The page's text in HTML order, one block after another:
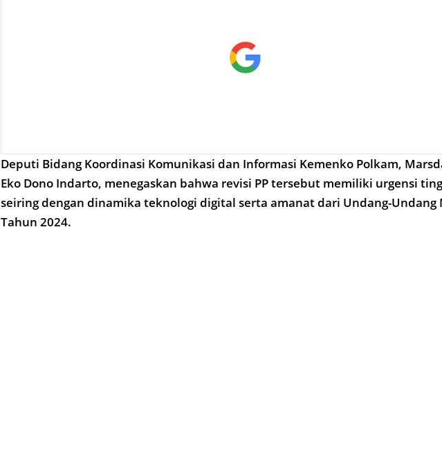
Deputi Bidang Koordinasi Komunikasi dan Informasi Kemenko Polkam,
Eko Dono Indarto, menegaskan bahwa revisi PP tersebut memiliki urgensi
seiring dengan dinamika teknologi digital serta amanat dari Undang-Undang
Tahun 2024.